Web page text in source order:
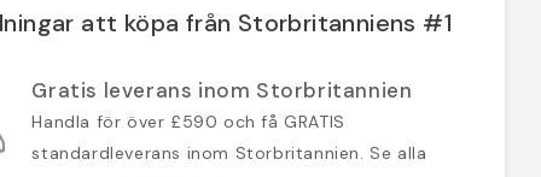
att köpa från Storbritanniens #1
Gratis leverans inom Storbritannien
Handla för över £590 och få GRATIS
standardleverans inom Storbritannien. Se alla